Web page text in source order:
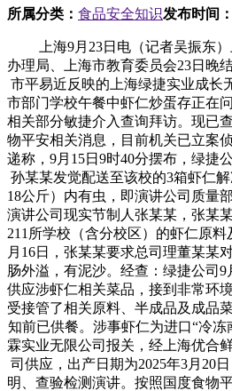
所属分类： 食品安全知识发布时间：
上海9月23日电（记者吴振东）
办理局、上海市教育委员会23日晚
市平易近反映的上海绿捷实业成长
市部门学校午餐中虾仁炒蛋存正在
相关部分敏捷介入查询拜访。现已
物平安相关消息，目前机关已立案
递称，9月15日9时40分摆布，绿捷
孙某某发觉配送至该校的3箱虾仁
18公斤）内有虫，即演讲公司质量
演讲公司现实节制人张某某，张某
211所学校（含分校区）的虾仁原
月16日，张某某要求总司理董某某
肠外溢，有泥沙。经查：绿捷公司9
供应涉虾仁相关菜品，接到非常环
受接管了相关原料、半成品及成品
知前已供餐。涉事虾仁为进口“冷
霖实业无限公司报关，经上海优合
司供应，出产日期为2025年3月20
明、查验检测演讲。按照国度食物